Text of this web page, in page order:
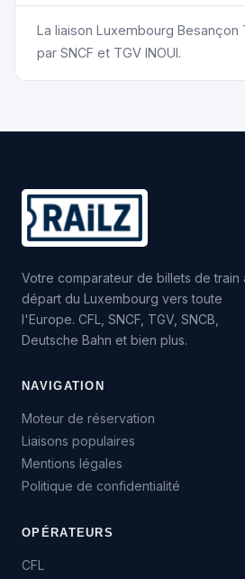
La liaison Luxembourg Besançon
par SNCF et TGV INOUI.
Votre comparateur de billets de train
départ du Luxembourg vers toute
l'Europe. CFL, SNCF, TGV, SNCB,
Deutsche Bahn et bien plus.
NAVIGATION
Moteur de réservation
Liaisons populaires
Mentions légales
Politique de confidentialité
OPÉRATEURS
CFL